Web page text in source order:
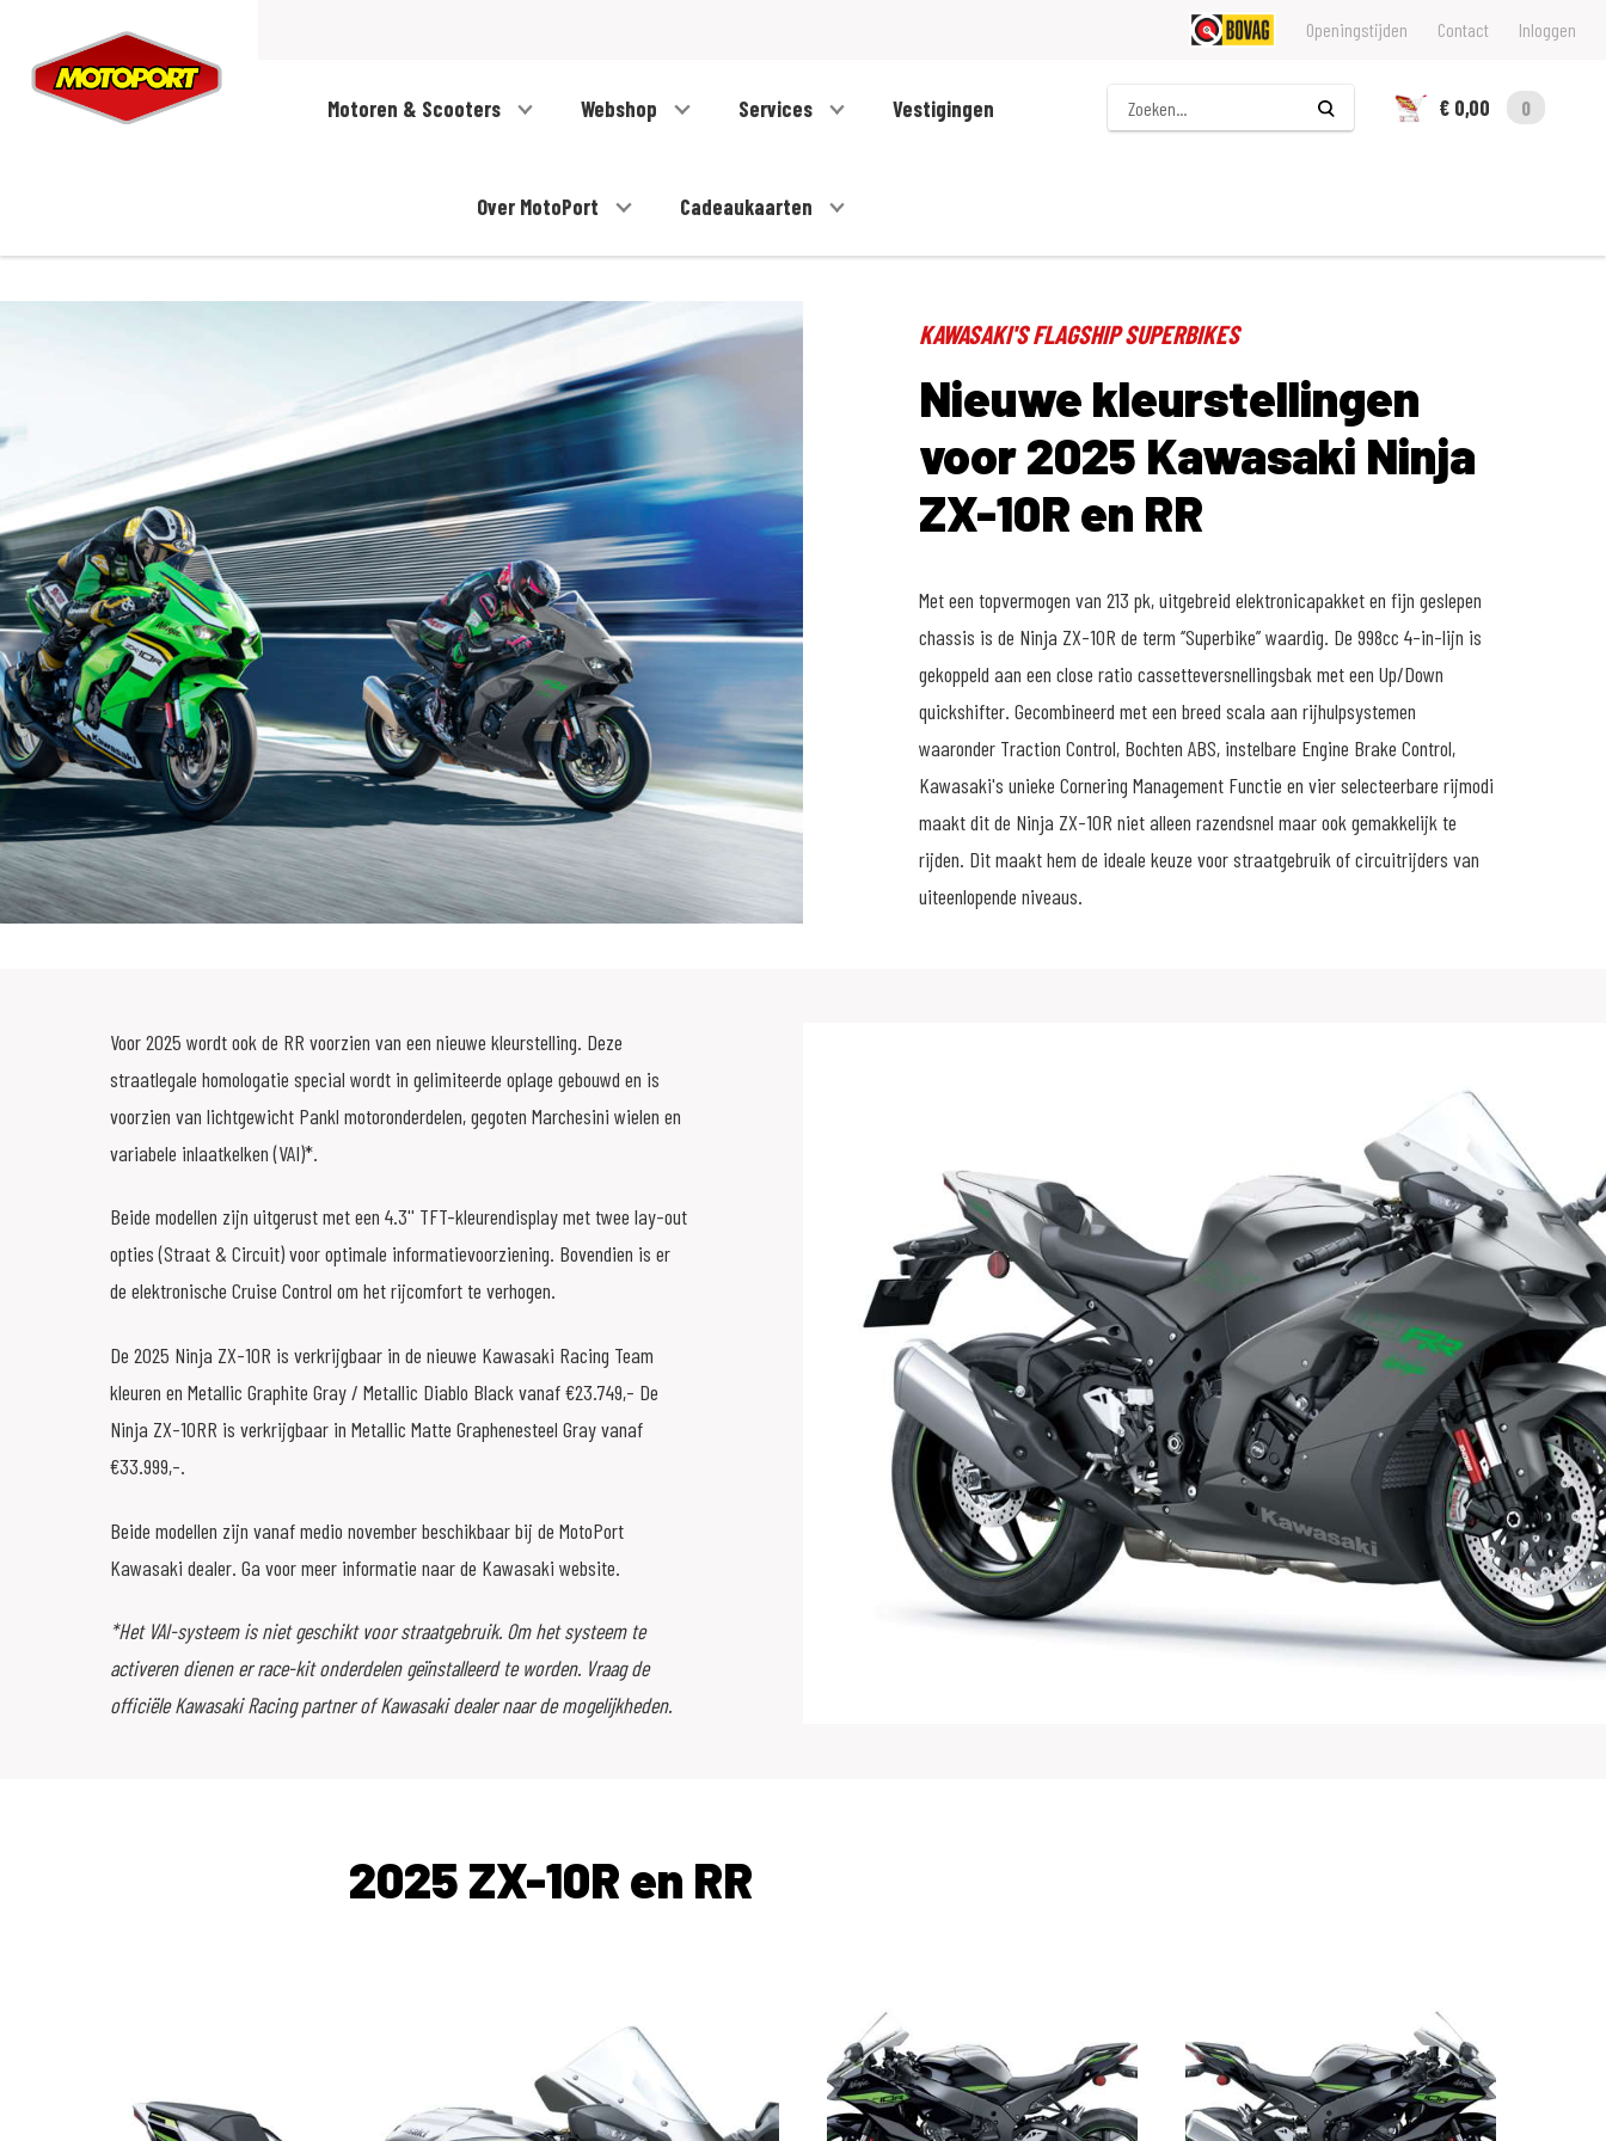
Openingstijden Contact Inloggen
Motoren & Scooters Webshop Services Vestigingen
Over MotoPort Cadeaukaarten
Zoeken
€ 0,00
0
KAWASAKI'S FLAGSHIP SUPERBIKES
Nieuwe kleurstellingen
voor 2025 Kawasaki Ninja
ZX-10R en RR
Met een topvermogen van 213 pk, uitgebreid elektronicapakket en fijn geslepen
chassis is de Ninja ZX-10R de term ‘’Superbike’’ waardig. De 998cc 4-in-lijn is
gekoppeld aan een close ratio cassetteversnellingsbak met een Up/Down
quickshifter. Gecombineerd met een breed scala aan rijhulpsystemen
waaronder Traction Control, Bochten ABS, instelbare Engine Brake Control,
Kawasaki's unieke Cornering Management Functie en vier selecteerbare rijmodi
maakt dit de Ninja ZX-10R niet alleen razendsnel maar ook gemakkelijk te
rijden. Dit maakt hem de ideale keuze voor straatgebruik of circuitrijders van
uiteenlopende niveaus.
Voor 2025 wordt ook de RR voorzien van een nieuwe kleurstelling. Deze
straatlegale homologatie special wordt in gelimiteerde oplage gebouwd en is
voorzien van lichtgewicht Pankl motoronderdelen, gegoten Marchesini wielen en
variabele inlaatkelken (VAI)*.
Beide modellen zijn uitgerust met een 4.3'' TFT-kleurendisplay met twee lay-out
opties (Straat & Circuit) voor optimale informatievoorziening. Bovendien is er
de elektronische Cruise Control om het rijcomfort te verhogen.
De 2025 Ninja ZX-10R is verkrijgbaar in de nieuwe Kawasaki Racing Team
kleuren en Metallic Graphite Gray / Metallic Diablo Black vanaf €23.749,- De
Ninja ZX-10RR is verkrijgbaar in Metallic Matte Graphenesteel Gray vanaf
€33.999,-.
Beide modellen zijn vanaf medio november beschikbaar bij de MotoPort
Kawasaki dealer. Ga voor meer informatie naar de Kawasaki website.
*Het VAI-systeem is niet geschikt voor straatgebruik. Om het systeem te
activeren dienen er race-kit onderdelen geïnstalleerd te worden. Vraag de
officiële Kawasaki Racing partner of Kawasaki dealer naar de mogelijkheden.
2025 ZX-10R en RR